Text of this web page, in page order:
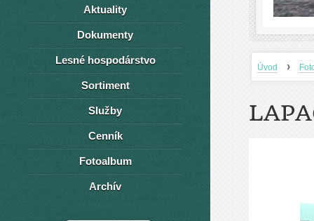
Úvod ›
Aktuality
Dokumenty
Lesné hospodárstvo
Sortiment
Služby
Cenník
Fotoalbum
Archív